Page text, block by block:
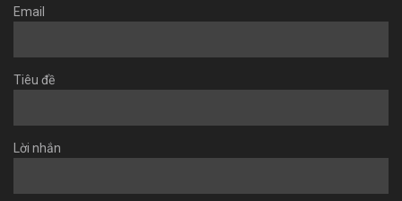
Email
Tiêu đề
Lời nhắn